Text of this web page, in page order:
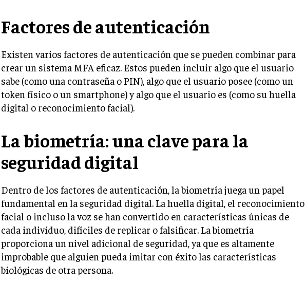
Factores de autenticación
Existen varios factores de autenticación que se pueden combinar para
crear un sistema MFA eficaz. Estos pueden incluir algo que el usuario
sabe (como una contraseña o PIN), algo que el usuario posee (como un
token físico o un smartphone) y algo que el usuario es (como su huella
digital o reconocimiento facial).
La biometría: una clave para la
seguridad digital
Dentro de los factores de autenticación, la biometría juega un papel
fundamental en la seguridad digital. La huella digital, el reconocimiento
facial o incluso la voz se han convertido en características únicas de
cada individuo, difíciles de replicar o falsificar. La biometría
proporciona un nivel adicional de seguridad, ya que es altamente
improbable que alguien pueda imitar con éxito las características
biológicas de otra persona.